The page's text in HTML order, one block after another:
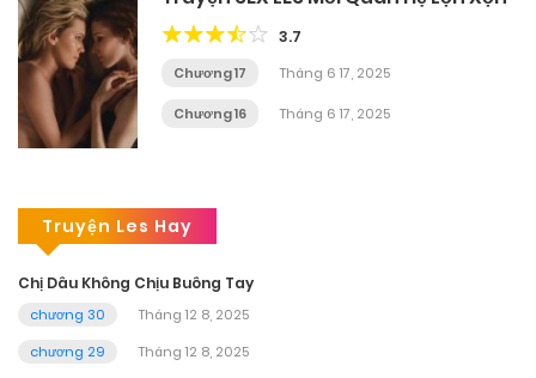
3.7
Chương 17 Tháng 6 17, 2025
Chương 16 Tháng 6 17, 2025
Truyện Les Hay
Chị Dâu Không Chịu Buông Tay
chương 30
Tháng 12 8, 2025
chương 29
Tháng 12 8, 2025